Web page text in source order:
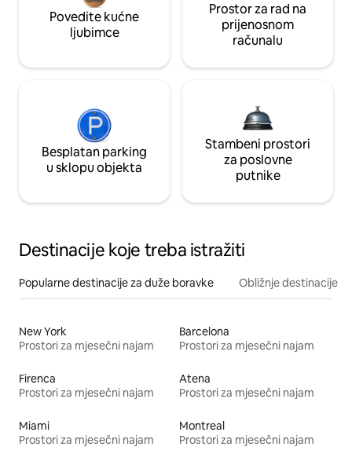
Povedite kućne
ljubimce
Prostor za rad na
prijenosnom
računalu
Besplatan parking
u sklopu objekta
Stambeni prostori
za poslovne
putnike
Destinacije koje treba istražiti
Popularne destinacije za duže boravke Obližnje destinacije
New York
Prostori za mjesečni najam
Barcelona
Prostori za mjesečni najam
Firenca
Prostori za mjesečni najam
Atena
Prostori za mjesečni najam
Miami
Prostori za mjesečni najam
Montreal
Prostori za mjesečni najam